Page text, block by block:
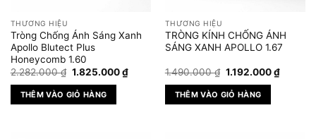
THƯƠNG HIỆU
Tròng Chống Ánh Sáng Xanh
Apollo Blutect Plus
Honeycomb 1.60
2.282.000₫ Giá
là:
2.282.000 ₫.
1.825.000₫Giá
hiện
1.825.000 ₫.
THÊM VÀO GIỎ HÀNG
THƯƠNG HIỆU
TRÒNG KÍNH CHỐNG ÁNH
SÁNG XANH APOLLO 1.67
1.490.000₫ Giá
là:
1.490.000 ₫.
1.192.000₫Giá
hiện
THÊM VÀO GIỎ HÀNG